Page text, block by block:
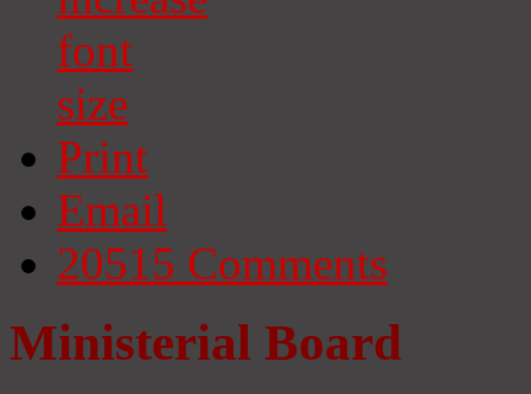
Print
Email
20515 Comments
Ministerial Board